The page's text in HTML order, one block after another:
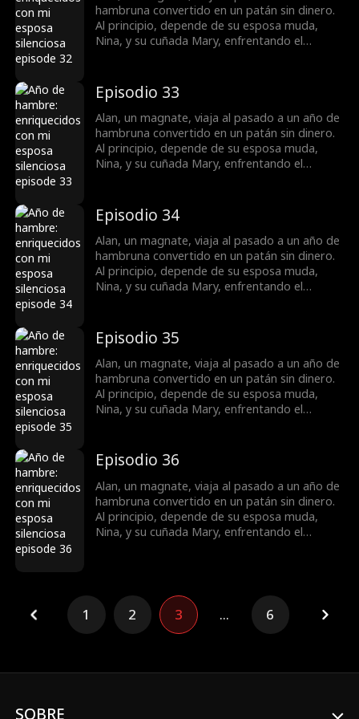
a recolectar medicinas y prosperar.
hambruna convertido en un patán sin dinero.
Al principio, depende de su esposa muda,
Nina, y su cuñada Mary, enfrentando el
hierbas para sustentar a la familia e incluso
cura la mudez de Nina. Tras aliarse con Lily,
dueña de una farmacia, ayuda a los aldeanos
a recolectar medicinas y prosperar.
Episodio 33
Alan, un magnate, viaja al pasado a un año de
hambruna convertido en un patán sin dinero.
Al principio, depende de su esposa muda,
Nina, y su cuñada Mary, enfrentando el
hierbas para sustentar a la familia e incluso
cura la mudez de Nina. Tras aliarse con Lily,
dueña de una farmacia, ayuda a los aldeanos
a recolectar medicinas y prosperar.
Episodio 34
Alan, un magnate, viaja al pasado a un año de
hambruna convertido en un patán sin dinero.
Al principio, depende de su esposa muda,
Nina, y su cuñada Mary, enfrentando el
hierbas para sustentar a la familia e incluso
cura la mudez de Nina. Tras aliarse con Lily,
dueña de una farmacia, ayuda a los aldeanos
a recolectar medicinas y prosperar.
Episodio 35
Alan, un magnate, viaja al pasado a un año de
hambruna convertido en un patán sin dinero.
Al principio, depende de su esposa muda,
Nina, y su cuñada Mary, enfrentando el
hierbas para sustentar a la familia e incluso
cura la mudez de Nina. Tras aliarse con Lily,
dueña de una farmacia, ayuda a los aldeanos
a recolectar medicinas y prosperar.
Episodio 36
Alan, un magnate, viaja al pasado a un año de
hambruna convertido en un patán sin dinero.
Al principio, depende de su esposa muda,
Nina, y su cuñada Mary, enfrentando el
cura la mudez de Nina. Tras aliarse con Lily,
dueña de una farmacia, ayuda a los aldeanos
a recolectar medicinas y prosperar.
1 2 3 ... 6
SOBRE